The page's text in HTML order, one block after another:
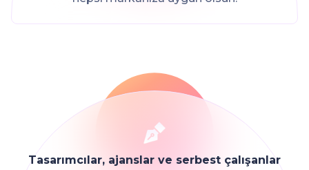
Tasarımcılar, ajanslar ve serbest çalışanlar